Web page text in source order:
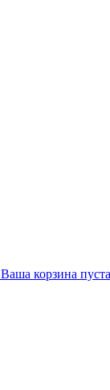
Ваша корзина пуста